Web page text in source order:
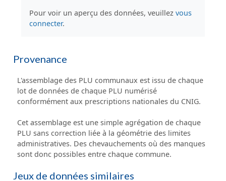
Pour voir un aperçu des données, veuillez vous
connecter.
Provenance
L'assemblage des PLU communaux est issu de chaque
lot de données de chaque PLU numérisé
conformément aux prescriptions nationales du CNIG.
Cet assemblage est une simple agrégation de chaque
PLU sans correction liée à la géométrie des limites
administratives. Des chevauchements où des manques
sont donc possibles entre chaque commune.
Jeux de données similaires